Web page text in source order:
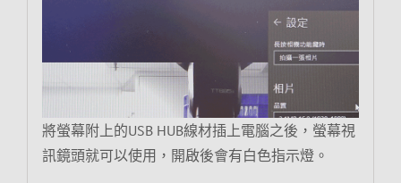
將螢幕附上的USB HUB線材插上電腦之後，螢幕視
訊鏡頭就可以使用，開啟後會有白色指示燈。